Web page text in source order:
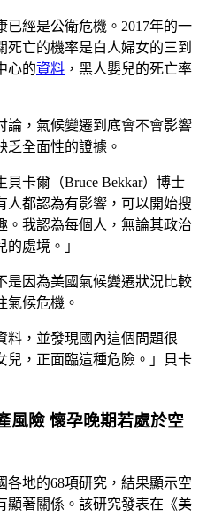
經是公衛危機。2017年的一
死亡的機率是白人婦女的三到
心的資料 ，黑人嬰兒的死亡率
論，氣候變遷到底會不會影響
乏全面性的證據。
卡爾（Bruce Bekkar）博士
人都認為有影響，可以開始搜
。我認為每個人，無論其政治
處境。」
是因為美國氣候變遷狀況比較
氣候危機。
料，並發現國內這個問題很
兒，正面臨這種危險。」貝卡
風險 懷孕晚期若處於空
各地的68項研究，結果顯示空
顯著關係。該研究發表在《美